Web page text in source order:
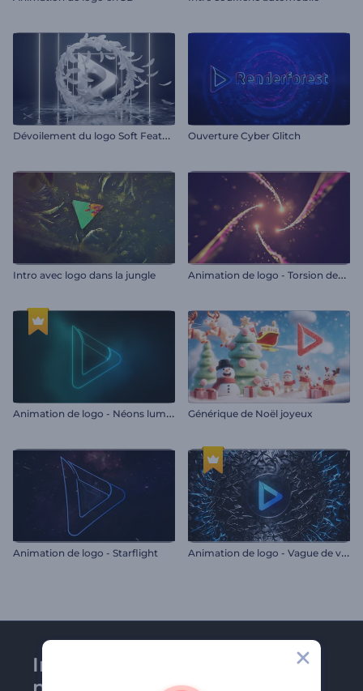
D
évoilement du logo Soft Feathers Ouverture Cyber Glitch
Intro avec logo dans la jungle A
nimation de logo - Torsion des traces de lumière
A
nimation de logo - Néons lumineux Générique de Noël joyeux
Animation de logo - Starflight A
nimation de logo - Vague de verre brisé
Inscrivez-vous à la